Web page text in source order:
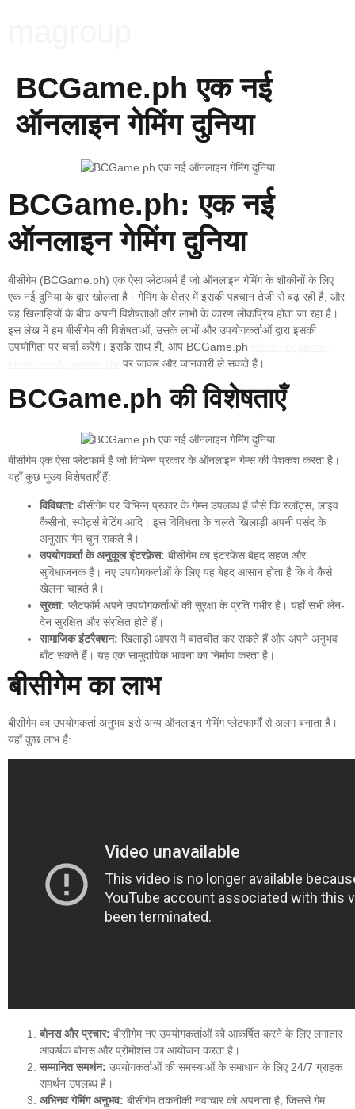
BCGame.ph एक नई
ऑनलाइन गेमिंग दुनिया
BCGame.ph: एक नई
ऑनलाइन गेमिंग दुनिया
बीसीगेम (BCGame.ph) एक ऐसा प्लेटफार्म है जो ऑनलाइन गेमिंग के शौकीनों के लिए
एक नई दुनिया के द्वार खोलता है। गेमिंग के क्षेत्र में इसकी पहचान तेजी से बढ़ रही है, और
यह खिलाड़ियों के बीच अपनी विशेषताओं और लाभों के कारण लोकप्रिय होता जा रहा है।
इस लेख में हम बीसीगेम की विशेषताओं, उसके लाभों और उपयोगकर्ताओं द्वारा इसकी
उपयोगिता पर चर्चा करेंगे। इसके साथ ही, आप BCGame.ph
पर जाकर और जानकारी ले सकते हैं।
BCGame.ph की विशेषताएँ
बीसीगेम एक ऐसा प्लेटफार्म है जो विभिन्न प्रकार के ऑनलाइन गेम्स की पेशकश करता है।
यहाँ कुछ मुख्य विशेषताएँ हैं:
विविधता: बीसीगेम पर विभिन्न प्रकार के गेम्स उपलब्ध हैं जैसे कि स्लॉट्स, लाइव
कैसीनो, स्पोर्ट्स बेटिंग आदि। इस विविधता के चलते खिलाड़ी अपनी पसंद के
अनुसार गेम चुन सकते हैं।
उपयोगकर्ता के अनुकूल इंटरफ़ेस: बीसीगेम का इंटरफेस बेहद सहज और
सुविधाजनक है। नए उपयोगकर्ताओं के लिए यह बेहद आसान होता है कि वे कैसे
खेलना चाहते हैं।
सुरक्षा: प्लैटफॉर्म अपने उपयोगकर्ताओं की सुरक्षा के प्रति गंभीर है। यहाँ सभी लेन-
देन सुरक्षित और संरक्षित होते हैं।
सामाजिक इंटरैक्शन: खिलाड़ी आपस में बातचीत कर सकते हैं और अपने अनुभव
बाँट सकते हैं। यह एक सामुदायिक भावना का निर्माण करता है।
बीसीगेम का लाभ
बीसीगेम का उपयोगकर्ता अनुभव इसे अन्य ऑनलाइन गेमिंग प्लेटफार्मों से अलग बनाता है।
यहाँ कुछ लाभ हैं:
बोनस और प्रचार: बीसीगेम नए उपयोगकर्ताओं को आकर्षित करने के लिए लगातार
आकर्षक बोनस और प्रोमोशंस का आयोजन करता है।
सम्मानित समर्थन: उपयोगकर्ताओं की समस्याओं के समाधान के लिए 24/7 ग्राहक
समर्थन उपलब्ध है।
अभिनव गेमिंग अनुभव: बीसीगेम तकनीकी नवाचार को अपनाता है, जिससे गेम